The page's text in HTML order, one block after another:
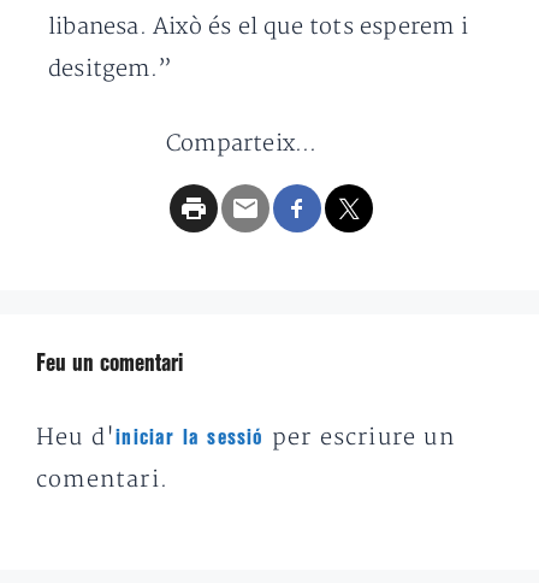
libanesa. Això és el que tots esperem i
desitgem.”
Comparteix...
Feu un comentari
Heu d'iniciar la sessió
per escriure un
comentari.